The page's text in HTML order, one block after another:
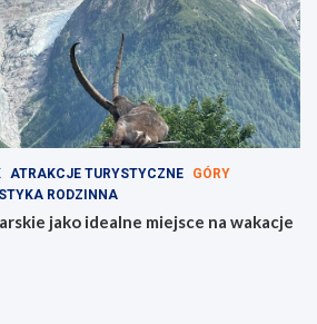
ATRAKCJE TURYSTYCZNE
GÓRY
RODZINNA
jako idealne miejsce na wakacje